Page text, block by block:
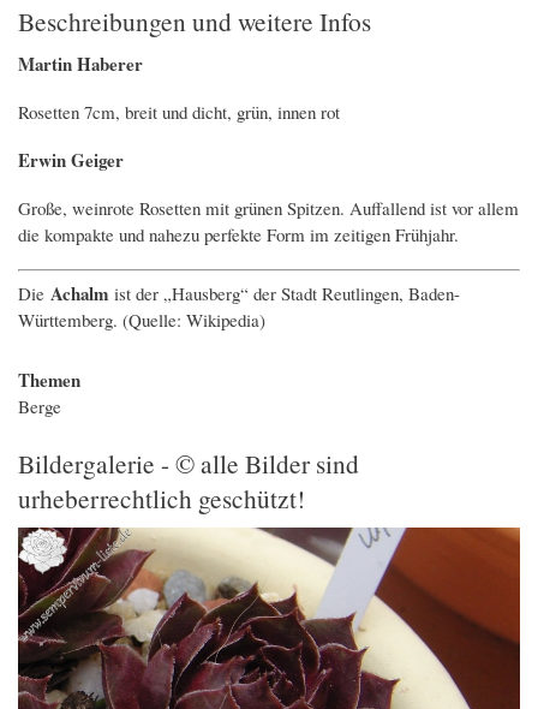
Beschreibungen und weitere Infos
Martin Haberer
Rosetten 7cm, breit und dicht, grün, innen rot
Erwin Geiger
Große, weinrote Rosetten mit grünen Spitzen. Auffallend ist vor allem
die kompakte und nahezu perfekte Form im zeitigen Frühjahr.
Die Achalm ist der „Hausberg“ der Stadt Reutlingen, Baden-
Württemberg. (Quelle: Wikipedia)
Themen
Berge
Bildergalerie - © alle Bilder sind
urheberrechtlich geschützt!